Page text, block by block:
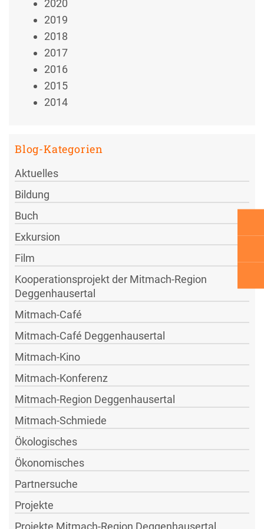
2020
2019
2018
2017
2016
2015
2014
Blog-Kategorien
Aktuelles
Bildung
Buch
Exkursion
Film
Kooperationsprojekt der Mitmach-Region
Deggenhausertal
Mitmach-Café
Mitmach-Café Deggenhausertal
Mitmach-Kino
Mitmach-Konferenz
Mitmach-Region Deggenhausertal
Mitmach-Schmiede
Ökologisches
Ökonomisches
Partnersuche
Projekte
Projekte Mitmach-Region Deggenhausertal